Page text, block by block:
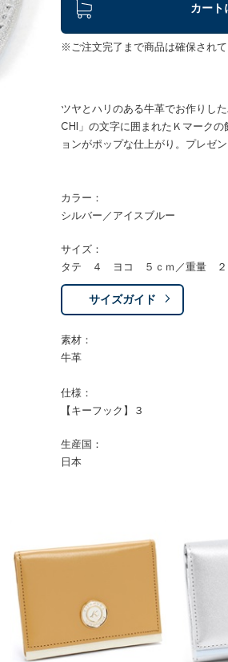
カート
※ご注文完了まで商品は確保されて
ツヤとハリのある牛革でお作りし
CHI」の文字に囲まれたＫマーク
ョンがポップな仕上がり。プレゼ
カラー：
シルバー／アイスブルー
サイズ：
タテ ４ ヨコ ５ｃｍ／重量 ２
サイズガイド
素材：
牛革
仕様：
【キーフック】３
生産国：
日本